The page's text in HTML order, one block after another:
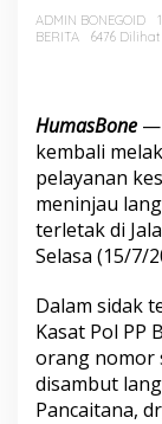
e
a
k
R
S
U
D
D
t
u
a
n
c
ADMIN BONEGOID
BERITA
6476 Dilihat
HumasBone —
kembali
pelayanan
meninjau
terletak di
Selasa (15/7/
Dalam sidak
Kasat Pol PP
orang nomor
disambut
Pancaitana,